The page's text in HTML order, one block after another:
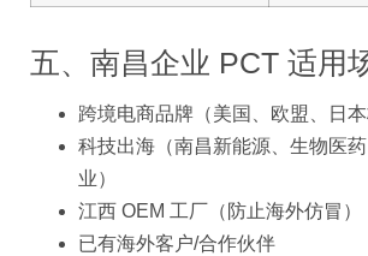
五、南昌企业 PCT 适用
跨境电商品牌（美国、欧盟、日本
科技出海（南昌新能源、生物医
业）
江西 OEM 工厂（防止海外仿冒）
已有海外客户/合作伙伴